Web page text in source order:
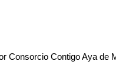
Consorcio Contigo Aya